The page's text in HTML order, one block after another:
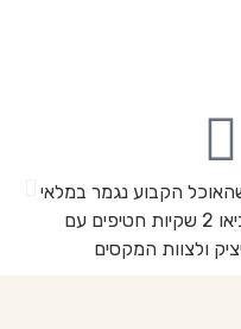
שהאוכל הקבוע נגמר במלאי
הציעו אוכל חלופי ודאגו לעדכן וגם הביאו 2 שקיות חטיפים עם
ולצוות המקסים